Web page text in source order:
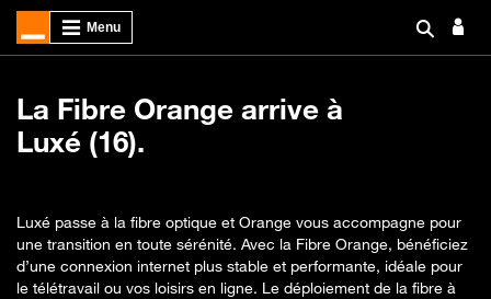
La Fibre Orange arrive à
Luxé (16).
Luxé passe à la fibre optique et Orange vous accompagne pour
une transition en toute sérénité. Avec la Fibre Orange, bénéficiez
d’une connexion internet plus stable et performante, idéale pour
le télétravail ou vos loisirs en ligne. Le déploiement de la fibre à